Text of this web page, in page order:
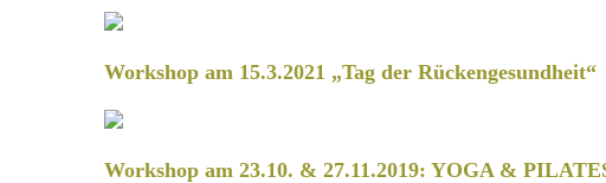
Workshop am 15.3.2021 „Tag der Rückengesundheit“
Workshop am 23.10. & 27.11.2019: YOGA &